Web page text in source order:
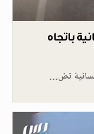
باتجاه
تض…